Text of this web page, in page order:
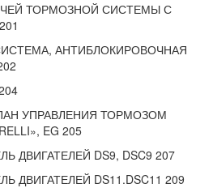
ТОРМОЗНОЙ СИСТЕМЫ С
АНТИБЛОКИРОВОЧНАЯ
УПРАВЛЕНИЯ ТОРМОЗОМ
EG 205
ДВИГАТЕЛЕЙ DS9, DSC9 207
ДВИГАТЕЛЕЙ DS11.DSC11 209